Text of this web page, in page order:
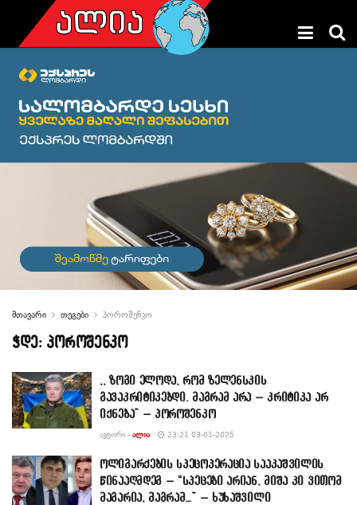
მთავარი თეგები პოროშენკო
ჭდე: პოროშენკო
,, ზოგი ელოდა, რომ ზელენსკის
გავაკრიტიკებდი. მაგრამ არა – კრიტიკა არ
იქნება” – პოროშენკო
ᲐᲕᲢᲝᲠᲘ - ᲐᲚᲘᲐ 23:21 03-01-2025
ოლიგარქების სპეცოპერაცია სააკაშვილის
წინააღმდეგ – “სპეცები არიან, მიშა კი ვითომ
მაგარია, მაგრამ…” – ხუხაშვილი